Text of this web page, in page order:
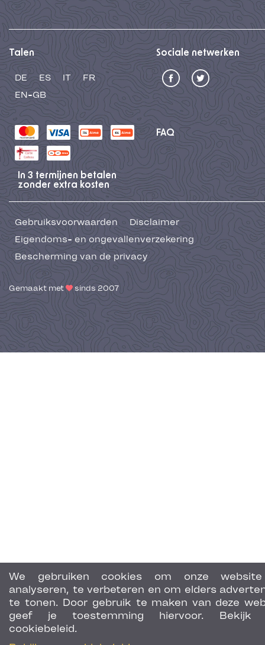
We gebruiken cookies om onze
analyseren, te verbeteren en om elders
te tonen. Door gebruik te maken van deze
geef je toestemming hiervoor. Bekijk
cookiebeleid.
Talen
DE ES IT
FR
EN-GB
Sociale netwerken
FAQ
In 3 termijnen betalen
zonder extra kosten
Gebruiksvoorwaarden
Disclaimer
Eigendoms- en ongevallenverzekering
Bescherming van de privacy
Gemaakt met sinds 2007